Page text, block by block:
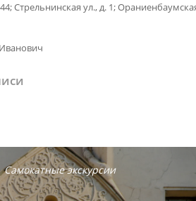
Стрельнинская ул., д. 1;
Самокатные экскурсии